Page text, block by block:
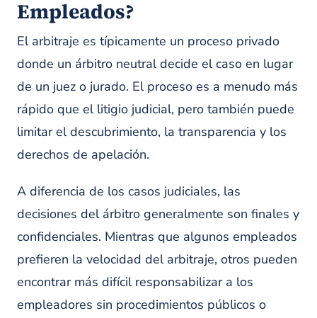
Empleados?
El arbitraje es típicamente un proceso privado
donde un árbitro neutral decide el caso en lugar
de un juez o jurado. El proceso es a menudo más
rápido que el litigio judicial, pero también puede
limitar el descubrimiento, la transparencia y los
derechos de apelación.
A diferencia de los casos judiciales, las
decisiones del árbitro generalmente son finales y
confidenciales. Mientras que algunos empleados
prefieren la velocidad del arbitraje, otros pueden
encontrar más difícil responsabilizar a los
empleadores sin procedimientos públicos o